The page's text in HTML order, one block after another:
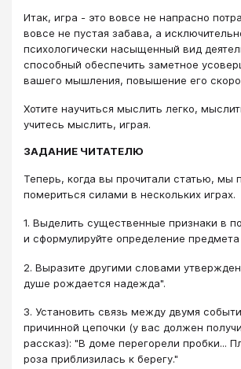
Итак, игра - это вовсе не напрасно
вовсе не пустая забава, а
психологически насыщенный вид
способный обеспечить заметное
вашего мышления, повышение его
Хотите научиться мыслить легко,
учитесь мыслить, играя.
ЗАДАНИЕ ЧИТАТЕЛЮ
Теперь, когда вы прочитали статью, мы
помериться силами в нескольких играх.
1. Выделить существенные признаки в
и сформулируйте определение предмета
2. Выразите другими словами
душе рождается надежда".
3. Установить связь между двумя
причинной цепочки (у вас должен
рассказ): "В доме перегорели пробки...
роза приблизилась к берегу."